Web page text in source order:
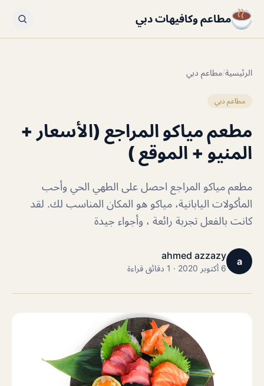
مطاعم وكافيهات دبي
الرئيسية/مطاعم دبي
مطاعم دبي
مطعم مياكو المراجع (الأسعار +
المنيو + الموقع )
مطعم مياكو المراجع احصل على الطهي الحي وأحب
المأكولات اليابانية، مياكو هو المكان المناسب لك. لقد
كانت بالفعل تجربة رائعة ، وأجواء جيدة
a
ahmed azzazy
6 أكتوبر 2020 · 1 دقائق قراءة